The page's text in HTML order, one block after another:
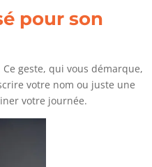
pour son
geste, qui vous démarque,
votre nom ou juste une
votre journée.